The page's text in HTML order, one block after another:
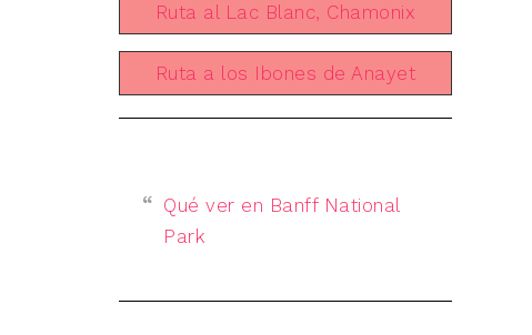
Ruta al Lac Blanc, Chamonix
Ruta a los Ibones de Anayet
Qué ver en Banff National
Park